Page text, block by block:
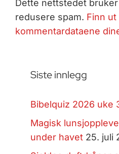
Dette nettstedet
redusere spam. Finn
kommentardataene
Siste innlegg
Bibelquiz 2026 uke
Magisk
under havet 25. juli